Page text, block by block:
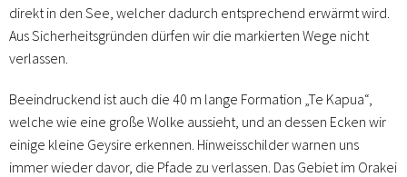
direkt in den See, welcher dadurch entsprechend erwärmt wird.
Aus Sicherheitsgründen dürfen wir die markierten Wege nicht
verlassen.
Beeindruckend ist auch die 40 m lange Formation „Te Kapua“,
welche wie eine große Wolke aussieht, und an dessen Ecken wir
einige kleine Geysire erkennen. Hinweisschilder warnen uns
immer wieder davor, die Pfade zu verlassen. Das Gebiet im Orakei